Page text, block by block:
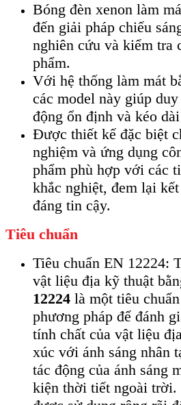
Bóng đèn xenon làm
đến giải pháp chiếu
nghiên cứu và kiểm tra
phẩm.
Với hệ thống làm mát
các model này giúp
động ổn định và kéo
Được thiết kế đặc biệt
nghiệm và ứng dụng
phẩm phù hợp với các
khắc nghiệt, đem lại
đáng tin cậy.
Tiêu chuẩn
Tiêu chuẩn EN 12224:
vật liệu địa kỹ thuật
12224 là một tiêu
phương pháp để đánh
tính chất của vật liệu
xúc với ánh sáng nhân
tác động của ánh sáng
kiện thời tiết ngoài trời.